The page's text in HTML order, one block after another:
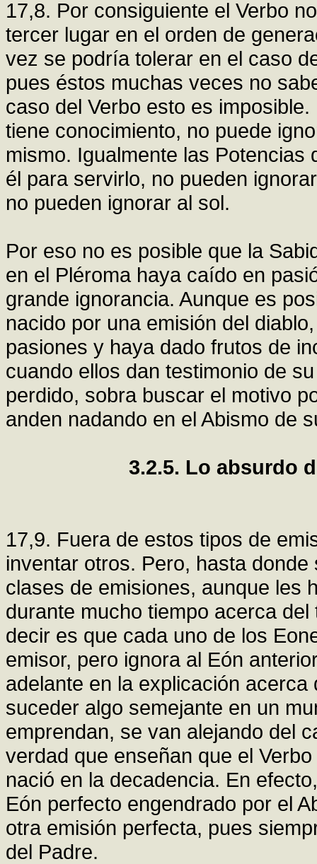
17,8. Por consiguiente el Verbo
tercer lugar en el orden de
vez se podría tolerar en el caso
pues éstos muchas veces no
caso del Verbo esto es
tiene conocimiento, no puede
mismo. Igualmente las
él para servirlo, no pueden
no pueden ignorar al sol.
Por eso no es posible que la
en el Pléroma haya caído en
grande ignorancia. Aunque es
nacido por una emisión del
pasiones y haya dado frutos de
cuando ellos dan testimonio de
perdido, sobra buscar el motivo
anden nadando en el Abismo de
3.2.5. Lo absurdo
17,9. Fuera de estos tipos de
inventar otros. Pero, hasta
clases de emisiones, aunque les
durante mucho tiempo acerca
decir es que cada uno de los
emisor, pero ignora al Eón
adelante en la explicación
suceder algo semejante en un
emprendan, se van alejando del
verdad que enseñan que el
nació en la decadencia. En
Eón perfecto engendrado por el
otra emisión perfecta, pues
del Padre.